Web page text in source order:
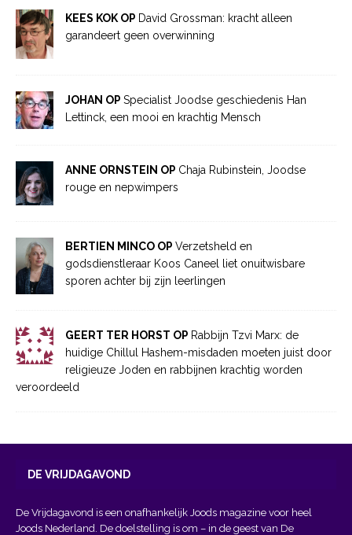
KEES KOK OP David Grossman: kracht alleen
garandeert geen overwinning
JOHAN OP Specialist Joodse geschiedenis Han
Lettinck, een mooi en krachtig Mensch
ANNE ORNSTEIN OP Chaja Rubinstein, Joodse
rouge en nepwimpers
BERTIEN MINCO OP Verzetsheld en
godsdienstleraar Koos Caneel liet onuitwisbare
sporen achter bij zijn leerlingen
GEERT TER HORST OP Rabbijn Tzvi Marx: de
huidige Chillul Hashem-misdaden moeten juist door
religieuze Joden en rabbijnen krachtig worden
veroordeeld
DE VRIJDAGAVOND
De Vrijdagavond is een onafhankelijk Joods magazine voor heel
Joods Nederland. De doelstelling is om – in de geest van De